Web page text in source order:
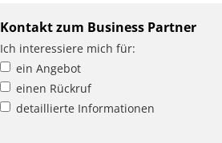
Kontakt zum Business Partner
Ich interessiere mich für:
ein Angebot
einen Rückruf
detaillierte Informationen